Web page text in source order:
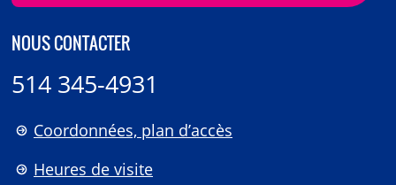
NOUS CONTACTER
514 345-4931
Coordonnées, plan d’accès
Heures de visite